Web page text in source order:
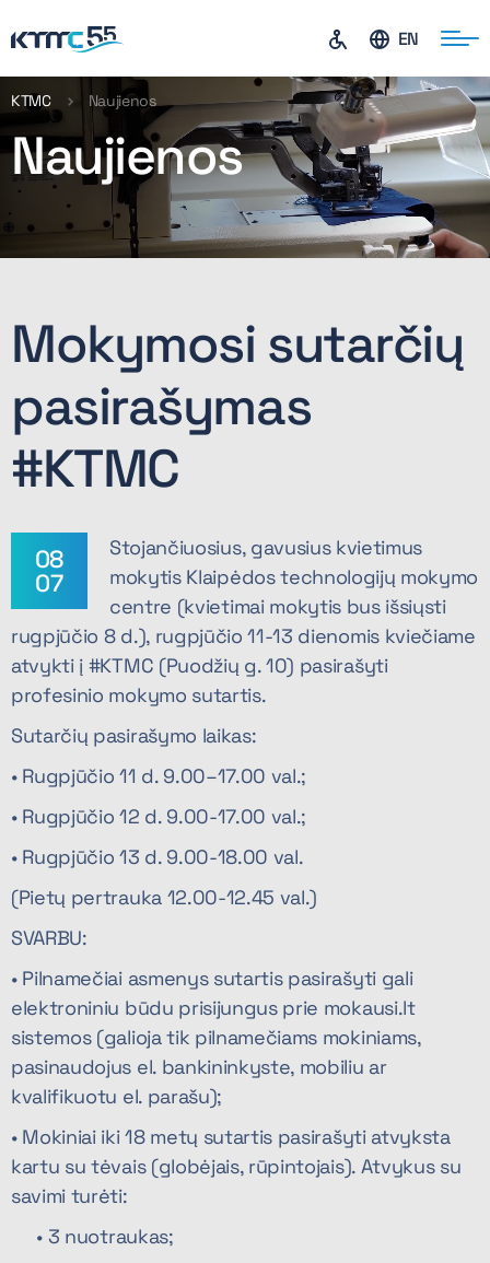
EN
KTMC Naujienos
Naujienos
Mokymosi sutarčių
pasirašymas
#KTMC
08
07
Stojančiuosius, gavusius kvietimus
mokytis Klaipėdos technologijų mokymo
centre (kvietimai mokytis bus išsiųsti
rugpjūčio 8 d.), rugpjūčio 11-13 dienomis kviečiame
atvykti į #KTMC (Puodžių g. 10) pasirašyti
profesinio mokymo sutartis.
Sutarčių pasirašymo laikas:
• Rugpjūčio 11 d. 9.00–17.00 val.;
• Rugpjūčio 12 d. 9.00-17.00 val.;
• Rugpjūčio 13 d. 9.00-18.00 val.
(Pietų pertrauka 12.00-12.45 val.)
SVARBU:
• Pilnamečiai asmenys sutartis pasirašyti gali
elektroniniu būdu prisijungus prie mokausi.lt
sistemos (galioja tik pilnamečiams mokiniams,
pasinaudojus el. bankininkyste, mobiliu ar
kvalifikuotu el. parašu);
• Mokiniai iki 18 metų sutartis pasirašyti atvyksta
kartu su tėvais (globėjais, rūpintojais). Atvykus su
savimi turėti:
• 3 nuotraukas;